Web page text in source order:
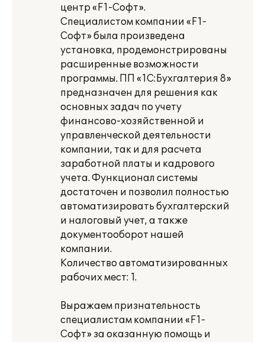
центр «F1-Софт».
Специалистом компании «F1-
Софт» была произведена
установка, продемонстрированы
расширенные возможности
программы. ПП «1С:Бухгалтерия 8»
предназначен для решения как
основных задач по учету
финансово-хозяйственной и
управленческой деятельности
компании, так и для расчета
заработной платы и кадрового
учета. Функционал системы
достаточен и позволил полностью
автоматизировать бухгалтерский
и налоговый учет, а также
документооборот нашей
компании.
Количество автоматизированных
рабочих мест: 1.
Выражаем признательность
специалистам компании «F1-
Софт» за оказанную помощь и